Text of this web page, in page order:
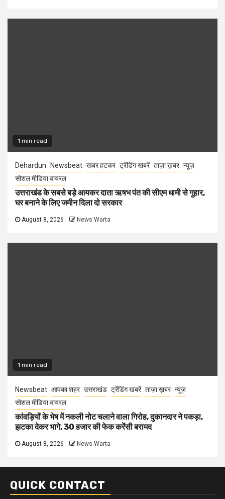
1 min read
Dehardun Newsbeat खबर हटकर ट्रेंडिंग खबरें ताज़ा ख़बर न्यूज़
सोशल मीडिया वायरल
उत्तराखंड के सबसे बड़े आयकर दाता ऋषभ पंत की सीएम धामी से गुहार,
घर बनाने के लिए जमीन दिला दो सरकार
August 8, 2026 News Warta
1 min read
Newsbeat आपका शहर उत्तराखंड ट्रेंडिंग खबरें ताज़ा ख़बर न्यूज़
सोशल मीडिया वायरल
कांवड़ियों के भेष में नकली नोट चलाने वाला गिरोह, दुकानदार ने पकड़ा,
झटका देकर भागे, 30 हजार की फेक करेंसी बरामद
August 8, 2026 News Warta
QUICK CONTACT